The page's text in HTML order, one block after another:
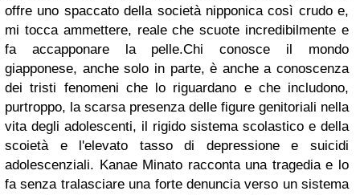
offre uno spaccato della società nipponica così crudo e,
mi tocca ammettere, reale che scuote incredibilmente e
fa accapponare la pelle.Chi conosce il mondo
giapponese, anche solo in parte, è anche a conoscenza
dei tristi fenomeni che lo riguardano e che includono,
purtroppo, la scarsa presenza delle figure genitoriali nella
vita degli adolescenti, il rigido sistema scolastico e della
scoietà e l'elevato tasso di depressione e suicidi
adolescenziali. Kanae Minato racconta una tragedia e lo
fa senza tralasciare una forte denuncia verso un sistema